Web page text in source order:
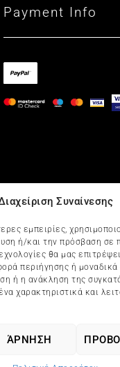
Συναίνεσης
εμπειρίες,
ή/και την πρόσβαση σε
θα μας
περιήγησης ή μοναδικά
ή η ανάκληση της
χαρακτηριστικά και
ΆΡΝΗΣΗ
Payment Info